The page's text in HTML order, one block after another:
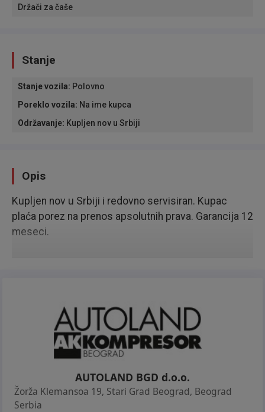
Držači za čaše
Stanje
Stanje vozila: Polovno
Poreklo vozila: Na ime kupca
Održavanje: Kupljen nov u Srbiji
Opis
Kupljen nov u Srbiji i redovno servisiran. Kupac
plaća porez na prenos apsolutnih prava. Garancija 12
meseci.
AUTOLAND BGD d.o.o.
Žorža Klemansoa 19, Stari Grad Beograd, Beograd
Serbia